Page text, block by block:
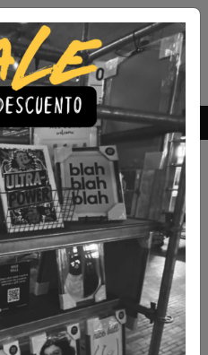
comprando 3 o más productos